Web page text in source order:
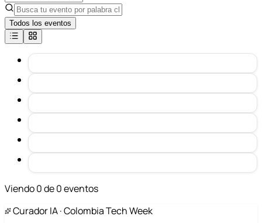
Todos los eventos
Viendo 0 de 0 eventos
Curador IA · Colombia Tech Week